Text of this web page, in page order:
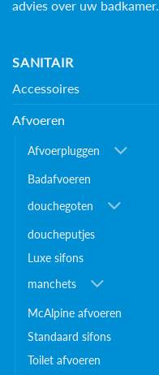
advies over uw badkamer.
SANITAIR
Accessoires
Afvoeren
Afvoerpluggen
Badafvoeren
douchegoten
doucheputjes
Luxe sifons
manchets
McAlpine afvoeren
Standaard sifons
Toilet afvoeren